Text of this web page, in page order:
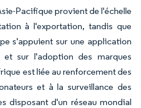
Pacifique provient de l'échelle
à l'exportation, tandis que
s'appuient sur une application
et sur l'adoption des marques
est liée au renforcement des
et à la surveillance des
disposant d'un réseau mondial